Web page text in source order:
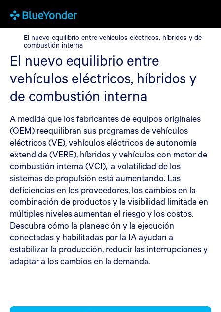
El nuevo equilibrio entre vehículos eléctricos, híbridos y de
El nuevo equilibrio entre vehículos eléctricos, híbridos y de
combustión interna
El nuevo equilibrio entre
vehículos eléctricos, híbridos y
de combustión interna
A medida que los fabricantes de equipos originales
(OEM) reequilibran sus programas de vehículos
eléctricos (VE), vehículos eléctricos de autonomía
extendida (VERE), híbridos y vehículos con motor de
combustión interna (VCI), la volatilidad de los
sistemas de propulsión está aumentando. Las
deficiencias en los proveedores, los cambios en la
combinación de productos y la visibilidad limitada en
múltiples niveles aumentan el riesgo y los costos.
Descubra cómo la planeación y la ejecución
conectadas y habilitadas por la IA ayudan a
estabilizar la producción, reducir las interrupciones y
adaptar a los cambios en la demanda.